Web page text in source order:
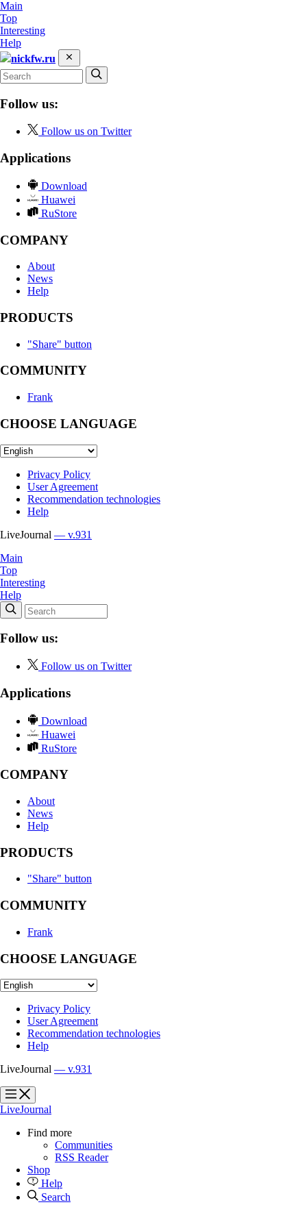
Main
Top
Interesting
Help
nickfw.ru
Follow us:
Follow us on Twitter
Applications
Download
Huawei
RuStore
COMPANY
About
News
Help
PRODUCTS
"Share" button
COMMUNITY
Frank
CHOOSE LANGUAGE
Privacy Policy
User Agreement
Recommendation technologies
Help
LiveJournal — v.931
Main
Top
Interesting
Help
Follow us:
Follow us on Twitter
Applications
Download
Huawei
RuStore
COMPANY
About
News
Help
PRODUCTS
"Share" button
COMMUNITY
Frank
CHOOSE LANGUAGE
Privacy Policy
User Agreement
Recommendation technologies
Help
LiveJournal — v.931
?
?
LiveJournal
Find more
Communities
RSS Reader
Shop
Help
Search